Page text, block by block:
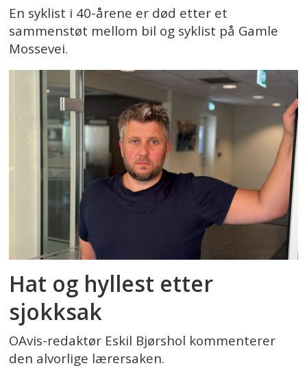
En syklist i 40-årene er død etter et
sammenstøt mellom bil og syklist på Gamle
Mossevei.
Hat og hyllest etter
sjokksak
OAvis-redaktør Eskil Bjørshol kommenterer
den alvorlige lærersaken.